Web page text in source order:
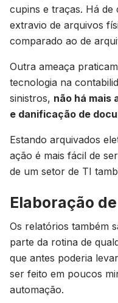
cupins e traças. Há de
extravio de arquivos
comparado ao de
Outra ameaça
tecnologia na
sinistros, não há mais
e danificação de
Estando arquivados
ação é mais fácil de
de um setor de TI
Elaboração
Os relatórios também
parte da rotina de
que antes poderia
ser feito em poucos
automação.